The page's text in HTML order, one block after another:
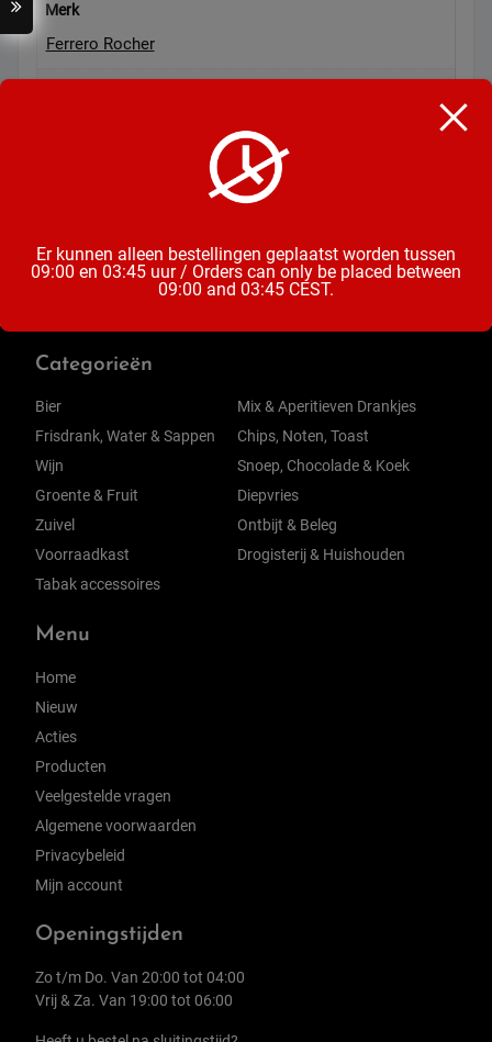
Merk
Ferrero Rocher
Categorieën
Bier
Frisdrank, Water & Sappen
Wijn
Groente & Fruit
Zuivel
Voorraadkast
Tabak accessoires
Mix & Aperitieven Drankjes
Chips, Noten, Toast
Snoep, Chocolade & Koek
Diepvries
Ontbijt & Beleg
Drogisterij & Huishouden
Menu
Home
Nieuw
Acties
Producten
Veelgestelde vragen
Algemene voorwaarden
Privacybeleid
Mijn account
Openingstijden
Zo t/m Do. Van 20:00 tot 04:00
Vrij & Za. Van 19:00 tot 06:00
Er kunnen alleen bestellingen geplaatst worden tussen
09:00 en 03:45 uur / Orders can only be placed between
09:00 and 03:45 CEST.